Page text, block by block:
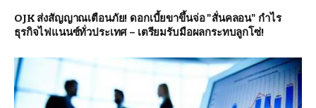
OJK ส่งสัญญาณเตือนภัย! ดอกเบี้ยขาขึ้นจ่อ "สั่นคลอน" กำไร
ธุรกิจไฟแนนซ์ทั่วประเทศ – เตรียมรับมือผลกระทบลูกโซ่!